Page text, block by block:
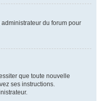
du forum pour
que toute nouvelle
ses instructions.